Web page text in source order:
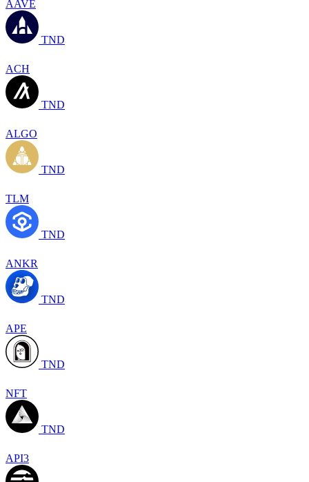
AAVE
TND
ACH
TND
ALGO
TND
TLM
TND
ANKR
TND
APE
TND
NFT
TND
API3